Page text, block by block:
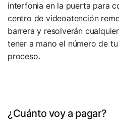
interfonia en la puerta para
centro de videoatención
barrera y resolverán
tener a mano el número de
proceso.
¿Cuánto voy a pagar?